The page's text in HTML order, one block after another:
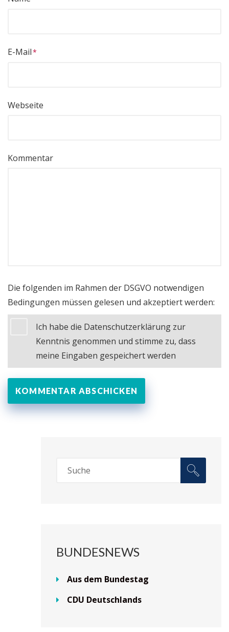
E-Mail
Webseite
Kommentar
Die folgenden im Rahmen der DSGVO notwendigen
Bedingungen müssen gelesen und akzeptiert werden:
Ich habe die Datenschutzerklärung zur
Kenntnis genommen und stimme zu, dass
meine Eingaben gespeichert werden
BUNDESNEWS
Aus dem Bundestag
CDU Deutschlands